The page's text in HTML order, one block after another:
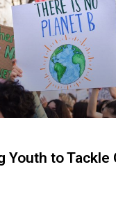
Youth to Tackle